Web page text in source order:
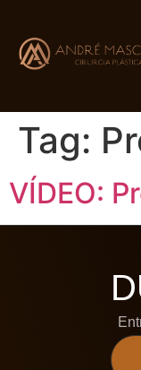
Tag:
VÍDEO: